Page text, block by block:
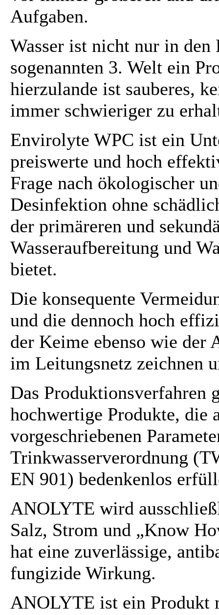
Aufgaben.
Wasser ist nicht nur in den
sogenannten 3. Welt ein
hierzulande ist sauberes,
immer schwieriger zu
Envirolyte WPC ist ein
preiswerte und hoch
Frage nach ökologischer
Desinfektion ohne
der primäreren und
Wasseraufbereitung und
bietet.
Die konsequente
und die dennoch hoch
der Keime ebenso wie der
im Leitungsnetz zeichnen
Das Produktionsverfahren
hochwertige Produkte, die
vorgeschriebenen
Trinkwasserverordnung
EN 901) bedenkenlos
ANOLYTE wird
Salz, Strom und „Know
hat eine zuverlässige,
fungizide Wirkung.
ANOLYTE ist ein Produkt